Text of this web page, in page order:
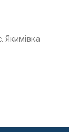
Якимівка